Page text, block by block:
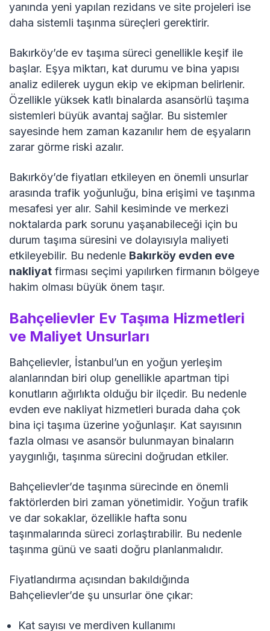
yanında yeni yapılan rezidans ve site projeleri ise
daha sistemli taşınma süreçleri gerektirir.
Bakırköy’de ev taşıma süreci genellikle keşif ile
başlar. Eşya miktarı, kat durumu ve bina yapısı
analiz edilerek uygun ekip ve ekipman belirlenir.
Özellikle yüksek katlı binalarda asansörlü taşıma
sistemleri büyük avantaj sağlar. Bu sistemler
sayesinde hem zaman kazanılır hem de eşyaların
zarar görme riski azalır.
Bakırköy’de fiyatları etkileyen en önemli unsurlar
arasında trafik yoğunluğu, bina erişimi ve taşınma
mesafesi yer alır. Sahil kesiminde ve merkezi
noktalarda park sorunu yaşanabileceği için bu
durum taşıma süresini ve dolayısıyla maliyeti
etkileyebilir. Bu nedenle Bakırköy evden eve
nakliyat firması seçimi yapılırken firmanın bölgeye
hakim olması büyük önem taşır.
Bahçelievler Ev Taşıma Hizmetleri
ve Maliyet Unsurları
Bahçelievler, İstanbul’un en yoğun yerleşim
alanlarından biri olup genellikle apartman tipi
konutların ağırlıkta olduğu bir ilçedir. Bu nedenle
evden eve nakliyat hizmetleri burada daha çok
bina içi taşıma üzerine yoğunlaşır. Kat sayısının
fazla olması ve asansör bulunmayan binaların
yaygınlığı, taşınma sürecini doğrudan etkiler.
Bahçelievler’de taşınma sürecinde en önemli
faktörlerden biri zaman yönetimidir. Yoğun trafik
ve dar sokaklar, özellikle hafta sonu
taşınmalarında süreci zorlaştırabilir. Bu nedenle
taşınma günü ve saati doğru planlanmalıdır.
Fiyatlandırma açısından bakıldığında
Bahçelievler’de şu unsurlar öne çıkar:
Kat sayısı ve merdiven kullanımı